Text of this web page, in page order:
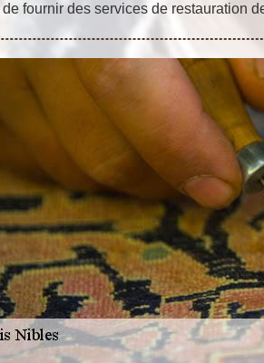
fournir des services de restauration